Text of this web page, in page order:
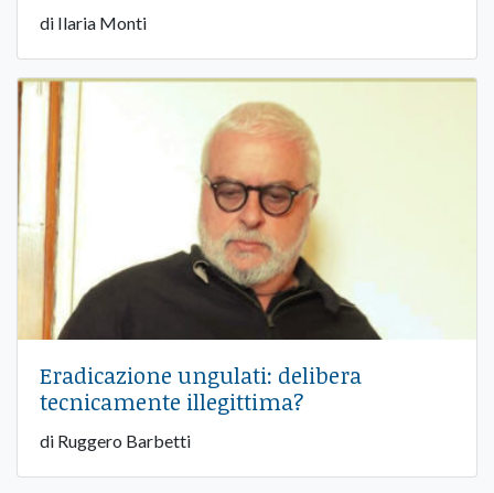
di Ilaria Monti
Eradicazione ungulati: delibera
tecnicamente illegittima?
di Ruggero Barbetti